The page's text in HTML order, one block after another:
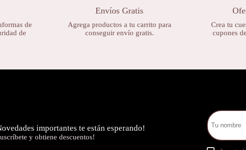
de
de
Envíos Gratis
Agrega productos a tu carrito para
conseguir envío gratis.
Crea tu
cupones
importantes te están esperando!
y obtiene descuentos!